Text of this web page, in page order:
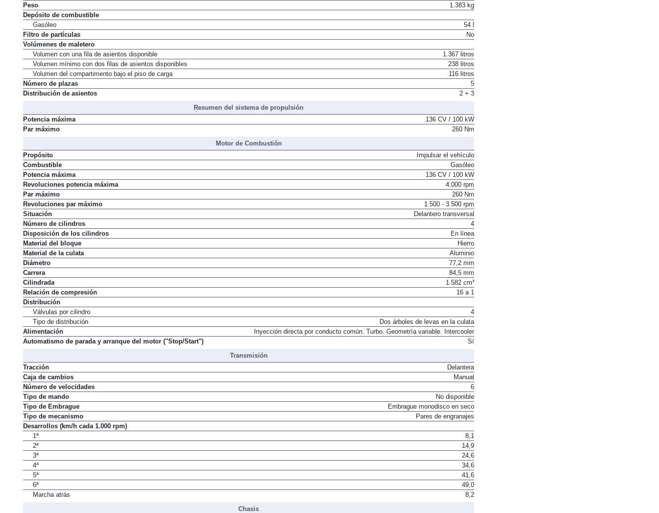
Peso
1.383 kg
Depósito de combustible
Gasóleo
54 l
Filtro de partículas
No
Volúmenes de maletero
Volumen con una fila de asientos disponible
1.367 litros
Volumen mínimo con dos filas de asientos disponibles
238 litros
Volumen del compartimento bajo el piso de carga
116 litros
Número de plazas
5
Distribución de asientos
2 + 3
Resumen del sistema de propulsión
Potencia máxima
136 CV / 100 kW
Par máximo
260 Nm
Motor de Combustión
Propósito
Impulsar el vehículo
Combustible
Gasóleo
Potencia máxima
136 CV / 100 kW
Revoluciones potencia máxima
4.000 rpm
Par máximo
260 Nm
Revoluciones par máximo
1.500 - 3.500 rpm
Situación
Delantero transversal
Número de cilindros
4
Disposición de los cilindros
En línea
Material del bloque
Hierro
Material de la culata
Aluminio
Diámetro
77,2 mm
Carrera
84,5 mm
Cilindrada
1.582 cm³
Relación de compresión
16 a 1
Distribución
Válvulas por cilindro
4
Tipo de distribución
Dos árboles de levas en la culata
Alimentación
Inyección directa por conducto común. Turbo. Geometría variable. Intercooler
Automatismo de parada y arranque del motor ("Stop/Start")
Sí
Transmisión
Tracción
Delantera
Caja de cambios
Manual
Número de velocidades
6
Tipo de mando
No disponible
Tipo de Embrague
Embrague monodisco en seco
Tipo de mecanismo
Pares de engranajes
Desarrollos (km/h cada 1.000 rpm)
1ª
8,1
2ª
14,9
3ª
24,6
4ª
34,6
5ª
41,6
6ª
49,0
Marcha atrás
8,2
Chasis